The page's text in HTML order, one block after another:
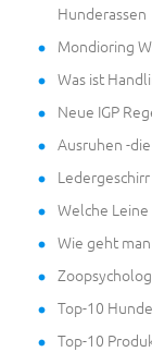
Hunderassen
Mondioring
Was ist
Neue IGP
Ausruhen -
Welche
Wie geht
Top-10
Top-10